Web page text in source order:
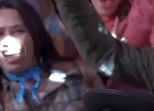
Do you
Det vi skapar för